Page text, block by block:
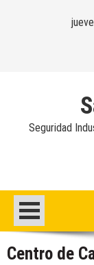
Seguridad
Centro de